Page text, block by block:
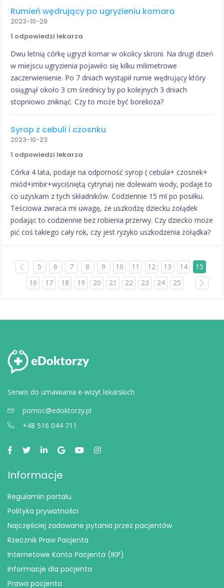
Rumień wędrujący po ugryzieniu komara
2023-10-29
1 odpowiedzi lekarza
Dwu letnią córkę ugryzł komar w okolicy skroni. Na drugi dzień
w miejscu ugryzienia pojawiło się kilku milimetrowe
zaczerwienienie. Po 7 dniach wystąpił rumie wędrujący który
osiągnął około 3 cm średnicy by po kolejnych 3 dniach
stopniowo zniknąć. Czy to może być borelioza?
Syrop z cebuli i czosnku
2023-10-23
1 odpowiedzi lekarza
Córka 4 lata, podaje na odporność syrop ( cebula+ czosnek+
miód+imbir+wyciśniętą cytryna) nie dolewam wody, podaje to
co uzyskam z tych składników. Codziennie 15 ml po posiłku.
Teściowa zwraca mi uwagę, że uszkodzę dziecku żołądek
podając to codziennie bez robienia przerwy. Czy dziecko może
pić coś takiego cały rok, czy jest ryzyko uszkodzenia żołądka?
5 6 7 8 9 10 11 12 13 14
15
16
17 18 19 20 21 22 23 24 25
Serwis do umawiania e-wizyt lekarskich
pomoc@edoktorzy.pl
+48 516 044 711
Informacje
Regulamin portalu
Polityka prywatności
Najczęściej zadawane pytania przez pacjentów
Rzecznik Praw Pacjenta
Internetowe Konto Pacjenta (IKP)
Informacje dla pacjenta
Prawa pacjenta